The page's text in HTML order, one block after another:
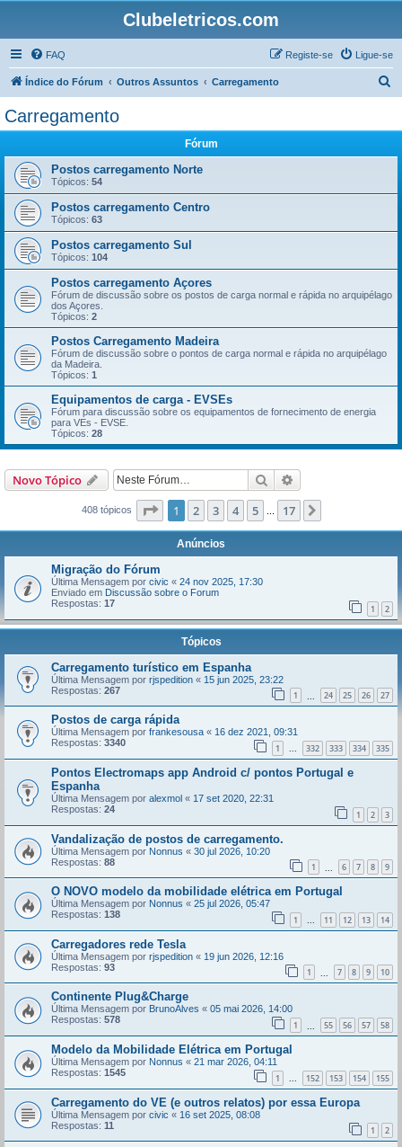
Clubeletricos.com
FAQ Ligue-se
Registe-se
Índice do Fórum Outros Assuntos Carregamento
a
Carregamento
Fórum
Postos carregamento Norte
Tópicos: 54
Postos carregamento Centro
Tópicos: 63
Postos carregamento Sul
Tópicos: 104
Postos carregamento Açores
Fórum de discussão sobre os postos de carga normal e rápida no arquipélago
dos Açores.
Tópicos: 2
Postos Carregamento Madeira
Fórum de discussão sobre o pontos de carga normal e rápida no arquipélago
da Madeira.
Tópicos: 1
Equipamentos de carga - EVSEs
Fórum para discussão sobre os equipamentos de fornecimento de energia
para VEs - EVSE.
Tópicos: 28
Novo Tópico Pesquisar
408 tópicos Página de 17
1 2 3 4 5 17
Anúncios
Migração do Fórum
Última Mensagem por civic « 24 nov 2025, 17:30
Enviado em Discussão sobre o Forum
Respostas: 17 1 2
Tópicos
Carregamento turístico em Espanha
Última Mensagem por rjspedition « 15 jun 2025, 23:22
Respostas: 267 1 24 25 26 27
Postos de carga rápida
Última Mensagem por frankesousa « 16 dez 2021, 09:31
Respostas: 3340 1 ... 332 333 334 335
Pontos Electromaps app Android c/ pontos Portugal e
Espanha
Última Mensagem por alexmol « 17 set 2020, 22:31
Respostas: 24 1 2 3
Vandalização de postos de carregamento.
Última Mensagem por Nonnus « 30 jul 2026, 10:20
Respostas: 88 1 6 7 8 9
O NOVO modelo da mobilidade elétrica em Portugal
Última Mensagem por Nonnus « 25 jul 2026, 05:47
Respostas: 138 1 ... 11 12 13 14
Carregadores rede Tesla
Última Mensagem por rjspedition « 19 jun 2026, 12:16
Respostas: 93 1 7 8 9 10
Continente Plug&Charge
Última Mensagem por BrunoAlves « 05 mai 2026, 14:00
Respostas: 578 1 55 56 57 58
Modelo da Mobilidade Elétrica em Portugal
Última Mensagem por Nonnus « 21 mar 2026, 04:11
Respostas: 1545 1 ... 152 153 154 155
Carregamento do VE (e outros relatos) por essa Europa
Última Mensagem por civic « 16 set 2025, 08:08
Respostas: 11 1 2